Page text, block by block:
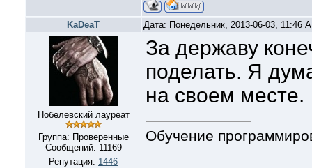
KaDeaT Дата: Понедельник, 2013-06-03, 11:46
Нобелевский лауреат
Группа: Проверенные
Сообщений: 11169
Репутация: 1446
За державу
поделать. Я
на своем месте.
Обучение